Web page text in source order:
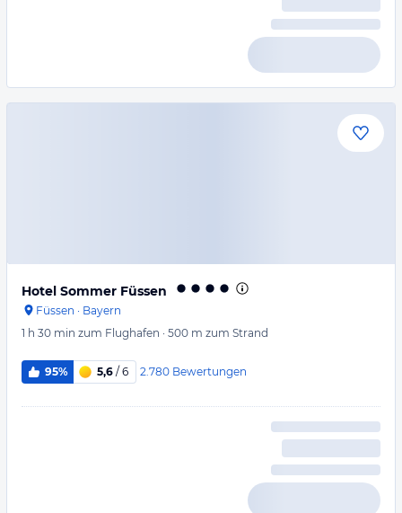
Hotel Sommer Füssen
Füssen · Bayern
1 h 30 min zum Flughafen · 500 m zum Strand
95% 5,6 / 6 2.780 Bewertungen